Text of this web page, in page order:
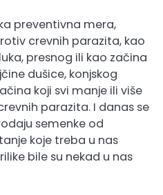
preventivna mera,
crevnih parazita, kao
presnog ili kao začina
dušice, konjskog
koji svi manje ili više
parazita. I danas se
semenke od
koje treba u nas
bile su nekad u nas